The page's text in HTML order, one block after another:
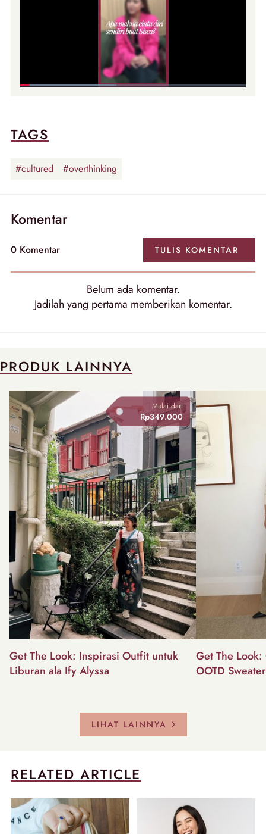
TAGS
#cultured #overthinking
Komentar
0 Komentar TULIS KOMENTAR
Belum ada komentar.
Jadilah yang pertama memberikan komentar.
PRODUK LAINNYA
Mulai dari
Rp349.000
Get The Look: Inspirasi Outfit untuk
Liburan ala Ify Alyssa
Get The
OOTD
LIHAT LAINNYA
RELATED ARTICLE